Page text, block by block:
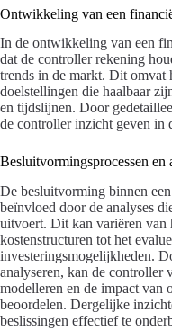
Ontwikkeling van een
In de ontwikkeling van een
dat de controller rekening
trends in de markt. Dit omvat
doelstellingen die haalbaar
en tijdslijnen. Door
de controller inzicht geven in
Besluitvormingsprocessen en
De besluitvorming binnen
beïnvloed door de analyses
uitvoert. Dit kan variëren van
kostenstructuren tot het
investeringsmogelijkheden.
analyseren, kan de controller
modelleren en de impact van
beoordelen. Dergelijke
beslissingen effectief te